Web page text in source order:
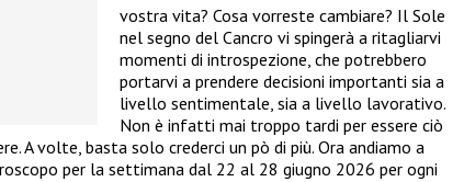
vostra vita? Cosa vorreste cambiare? Il Sole
nel segno del Cancro vi spingerà a ritagliarvi
momenti di introspezione, che potrebbero
portarvi a prendere decisioni importanti sia a
livello sentimentale, sia a livello lavorativo.
Non è infatti mai troppo tardi per essere ciò
A volte, basta solo crederci un pò di più. Ora andiamo a
per la settimana dal 22 al 28 giugno 2026 per ogni